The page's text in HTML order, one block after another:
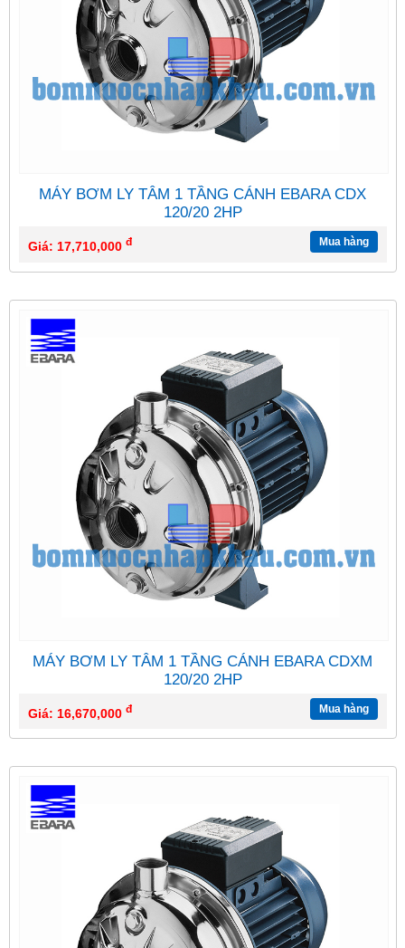
MÁY BƠM LY TÂM 1 TẦNG CÁNH EBARA CDX
120/20 2HP
Giá: 17,710,000 đ Mua hàng
MÁY BƠM LY TÂM 1 TẦNG CÁNH EBARA CDXM
120/20 2HP
Giá: 16,670,000 đ Mua hàng